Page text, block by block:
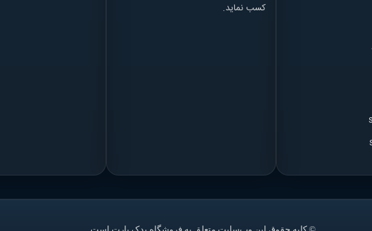
کسب نماید.